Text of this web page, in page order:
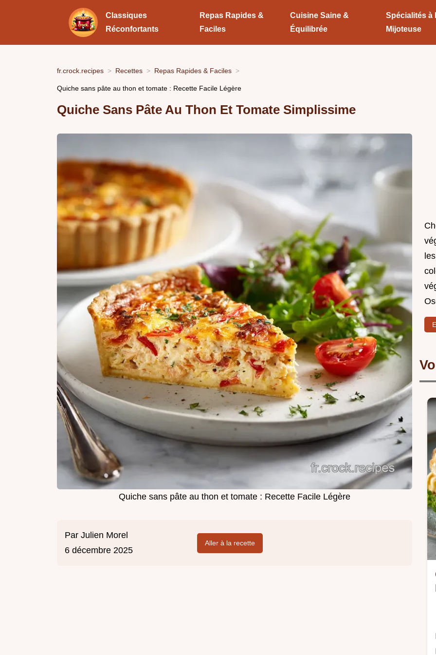
Classiques
Réconfortants
Repas Rapides &
Faciles
Cuisine Saine &
Équilibrée
Spécialités à
Mijoteuse
fr.crock.recipes Recettes Repas Rapides & Faciles
Quiche sans pâte au thon et tomate : Recette Facile Légère
Quiche Sans Pâte Au Thon Et Tomate Simplissime
Quiche sans pâte au thon et tomate : Recette Facile Légère
Par Julien Morel
6 décembre 2025
Aller à la recette